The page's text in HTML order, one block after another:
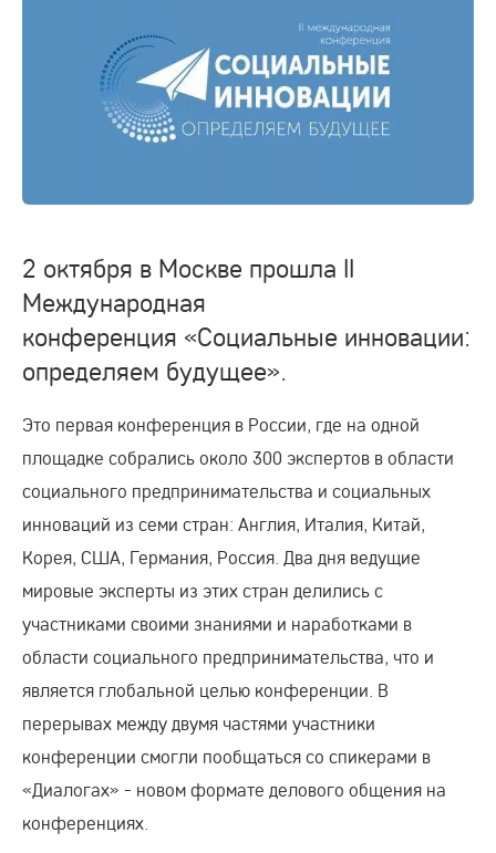
2 октября в Москве прошла II
Международная
конференция «Социальные инновации:
определяем будущее».
Это первая конференция в России, где на одной
площадке собрались около 300 экспертов в области
социального предпринимательства и социальных
инноваций из семи стран: Англия, Италия, Китай,
Корея, США, Германия, Россия. Два дня ведущие
мировые эксперты из этих стран делились с
участниками своими знаниями и наработками в
области социального предпринимательства, что и
является глобальной целью конференции. В
перерывах между двумя частями участники
конференции смогли пообщаться со спикерами в
«Диалогах» - новом формате делового общения на
конференциях.